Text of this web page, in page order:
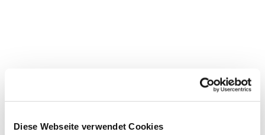
Diese Webseite verwendet Cookies